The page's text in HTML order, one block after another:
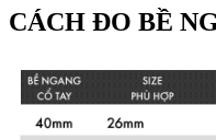
CÁCH ĐO BỀ